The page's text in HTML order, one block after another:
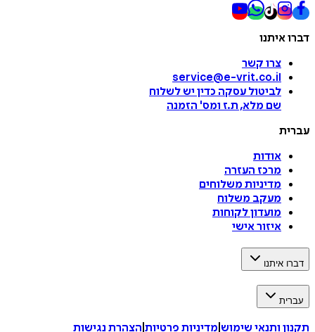
דברו איתנו
צרו קשר
service@e-vrit.co.il
לביטול עסקה כדין יש לשלוח
שם מלא, ת.ז ומס' הזמנה
עברית
אודות
מרכז העזרה
מדיניות משלוחים
מעקב משלוח
מועדון לקוחות
איזור אישי
דברו איתנו
עברית
תקנון ותנאי שימוש מדיניות פרטיות הצהרת נגישות